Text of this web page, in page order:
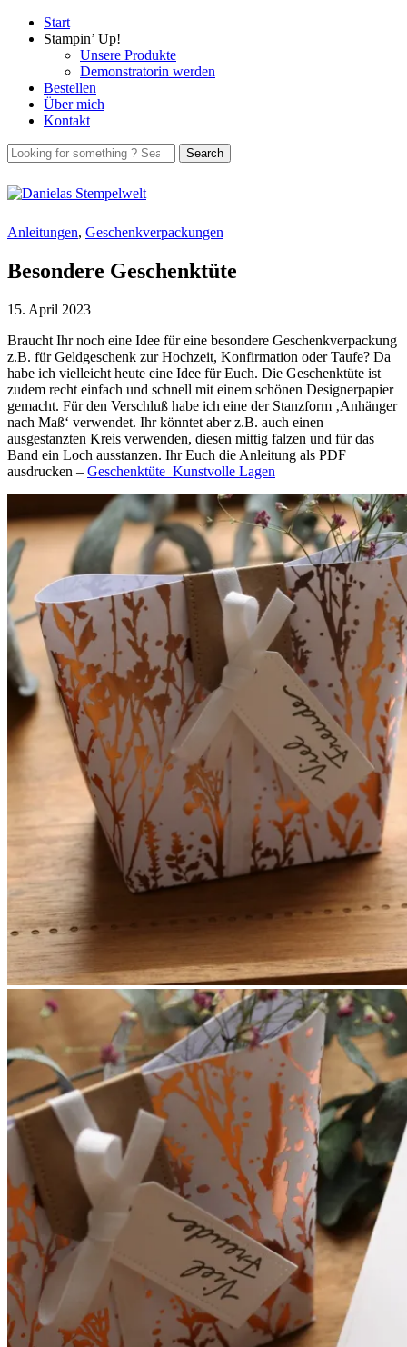
Start
Stampin’ Up!
Unsere Produkte
Demonstratorin werden
Bestellen
Über mich
Kontakt
Anleitungen, Geschenkverpackungen
Besondere Geschenktüte
15. April 2023
Braucht Ihr noch eine Idee für eine besondere Geschenkverpackung
z.B. für Geldgeschenk zur Hochzeit, Konfirmation oder Taufe? Da
habe ich vielleicht heute eine Idee für Euch. Die Geschenktüte ist
zudem recht einfach und schnell mit einem schönen Designerpapier
gemacht. Für den Verschluß habe ich eine der Stanzform ‚Anhänger
nach Maß‘ verwendet. Ihr könntet aber z.B. auch einen
ausgestanzten Kreis verwenden, diesen mittig falzen und für das
Band ein Loch ausstanzen. Ihr Euch die Anleitung als PDF
ausdrucken – Geschenktüte_Kunstvolle Lagen